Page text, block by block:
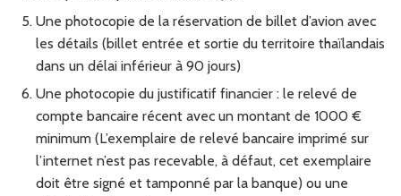
Une photocopie de la réservation de billet d’avion avec
les détails (billet entrée et sortie du territoire thaïlandais
dans un délai inférieur à 90 jours)
Une photocopie du justificatif financier : le relevé de
compte bancaire récent avec un montant de 1000 €
minimum (L’exemplaire de relevé bancaire imprimé sur
l’internet n’est pas recevable, à défaut, cet exemplaire
doit être signé et tamponné par la banque) ou une